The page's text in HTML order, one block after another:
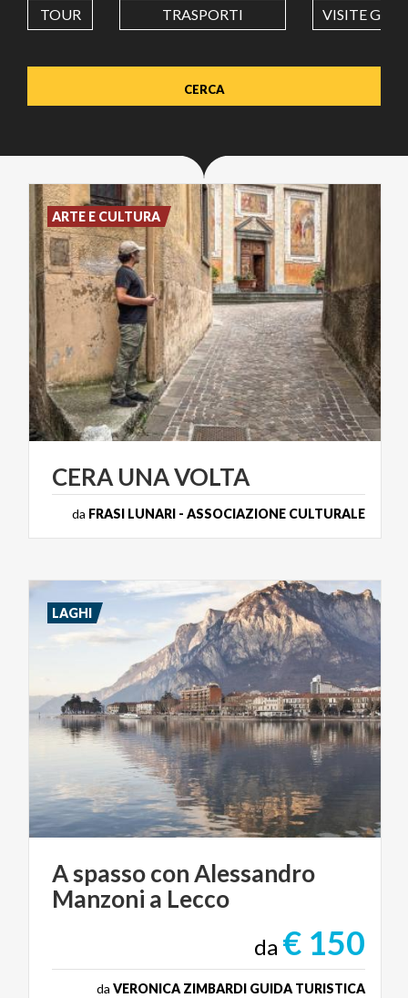
TOUR TRASPORTI VISITE
CERA UNAVOLTA
da FRASI LUNARI - ASSOCIAZIONE CULTURALE
ARTE E CULTURA
AspassoconAlessandro
Manzoni a Lecco
da € 150
da VERONICA ZIMBARDI GUIDA TURISTICA
LAGHI